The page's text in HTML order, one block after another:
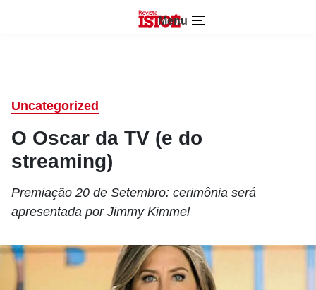
Menu
Uncategorized
O Oscar da TV (e do
streaming)
Premiação 20 de Setembro: cerimônia será
apresentada por Jimmy Kimmel